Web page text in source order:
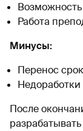
Возможность
Работа
Минусы:
Перенос
После